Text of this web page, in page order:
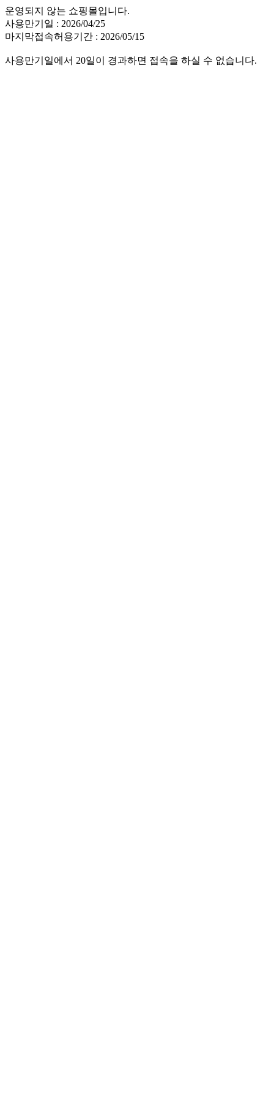
운영되지 않는 쇼핑몰입니다.
사용만기일 : 2026/04/25
마지막접속허용기간 : 2026/05/15
사용만기일에서 20일이 경과하면 접속을 하실 수 없습니다.